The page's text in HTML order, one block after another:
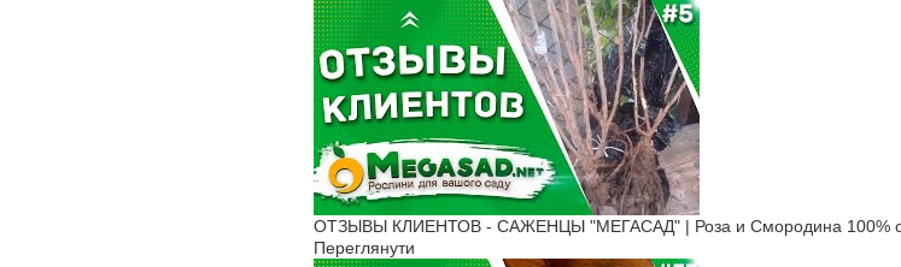
ОТЗЫВЫ КЛИЕНТОВ - САЖЕНЦЫ "МЕГАСАД" | Роза и Смородина 100%
Переглянути